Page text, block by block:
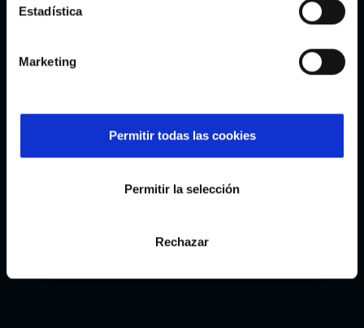
Estadística
Marketing
Permitir todas las cookies
Permitir la selección
Rechazar
Camiseta Infantil Coconut Milk 10
Iago Aspas Leyenda Celeste
Chaqueta Baseball Lifestyle
Negro